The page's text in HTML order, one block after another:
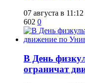
07 августа в 11:12
602 0
​В День
ограничат